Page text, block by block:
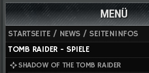
MENÜ
STARTSEITE / NEWS / SEITENINFOS
TOMB RAIDER - SPIELE
SHADOW OF THE TOMB RAIDER